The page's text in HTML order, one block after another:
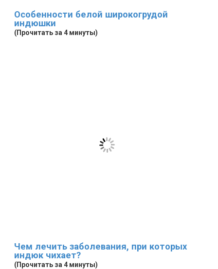
Особенности белой широкогрудой
индюшки
(Прочитать за 4 минуты)
Чем лечить заболевания, при которых
индюк чихает?
(Прочитать за 4 минуты)